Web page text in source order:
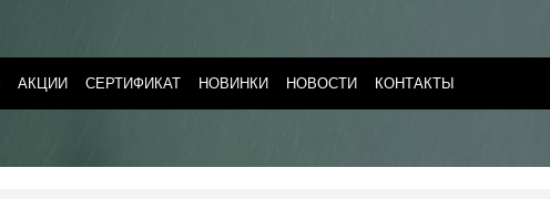
АКЦИИ СЕРТИФИКАТ НОВИНКИ НОВОСТИ КОНТАКТЫ